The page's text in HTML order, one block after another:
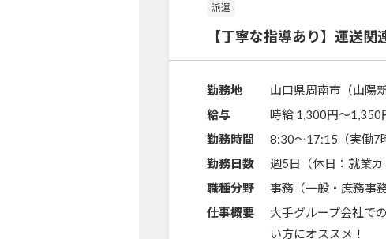
派遣
【丁寧な指導あり】運送
勤務地
山口県周南市（山陽
給与
時給 1,300円〜1,350
勤務時間
8:30～17:15（実働7
勤務日数
週5日（休日：就業カ
職種分野
事務（一般・庶務事務
仕事概要
大手グループ会社で
い方にオススメ！